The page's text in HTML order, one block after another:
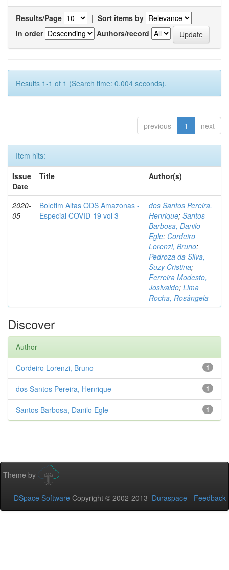
Results/Page | Sort items by
In order
Authors/record
Results 1-1 of 1 (Search time: 0.004 seconds).
previous 1 next
Item hits:
Issue
Date
Title Author(s)
2020-
05
Boletim Altas ODS Amazonas -
Especial COVID-19 vol 3
dos Santos Pereira,
Henrique; Santos
Barbosa, Danilo
Egle; Cordeiro
Lorenzi, Bruno;
Pedroza da Silva,
Suzy Cristina;
Ferreira Modesto,
Josivaldo; Lima
Rocha, Rosângela
Discover
Author
1
Cordeiro Lorenzi, Bruno
1
dos Santos Pereira, Henrique
1
Santos Barbosa, Danilo Egle
Theme by
DSpace Software Copyright © 2002-2013 Duraspace - Feedback